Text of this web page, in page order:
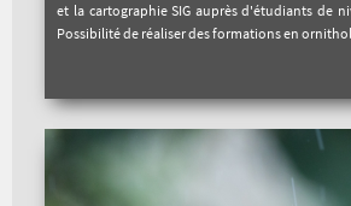
et la cartographie SIG auprès d'étudiants de
Possibilité de réaliser des formations en